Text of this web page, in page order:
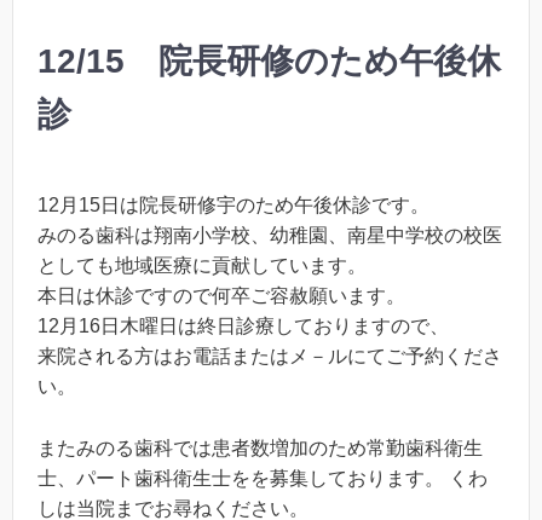
12/15 院長研修のため午後休
診
12月15日は院長研修宇のため午後休診です。
みのる歯科は翔南小学校、幼稚園、南星中学校の校医
としても地域医療に貢献しています。
本日は休診ですので何卒ご容赦願います。
12月16日木曜日は終日診療しておりますので、
来院される方はお電話またはメ－ルにてご予約くださ
い。
またみのる歯科では患者数増加のため常勤歯科衛生
士、パート歯科衛生士をを募集しております。 くわ
しは当院までお尋ねください。